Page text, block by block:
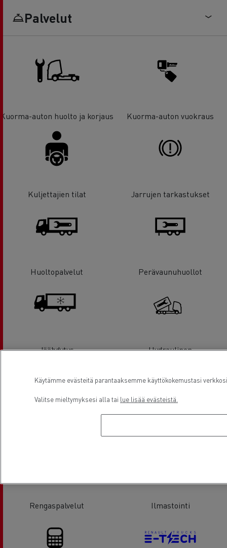
Palvelut
Kuorma-auton huolto ja korjaus Kuorma-auton vuokraus
Kuljettajien tilat Jarrujen tarkastukset
Huoltopalvelut Perävaunuhuollot
Jäähdytys Hydraulinen
Rengaspalvelut Ilmastointi
Käytämme evästeitä parantaaksemme käyttökokemustasi
Valitse mieltymyksesi alla tai lue lisää evästeistä.